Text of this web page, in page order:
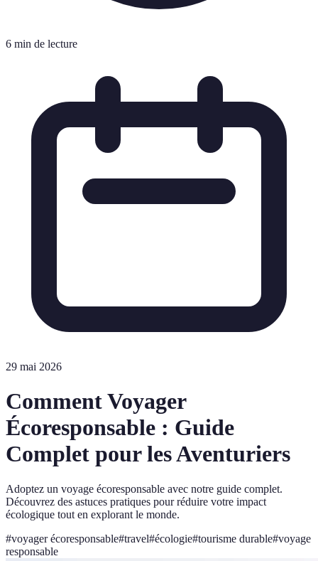
6 min de lecture
29 mai 2026
Comment Voyager
Écoresponsable : Guide
Complet pour les Aventuriers
Adoptez un voyage écoresponsable avec notre guide complet.
Découvrez des astuces pratiques pour réduire votre impact
écologique tout en explorant le monde.
#voyager écoresponsable#travel#écologie#tourisme durable#voyage
responsable